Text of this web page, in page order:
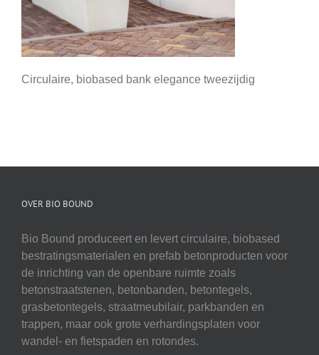
Circulaire, biobased bank elegance tweezijdig
OVER BIO BOUND
Bio Bound produceert en levert circulaire, biobased
bestratingsmaterialen en prefab betonproducten voor
de inrichting van de openbare ruimte zoals
betonstraatstenen, betonbanden, betontegels,
grasbetontegels, straatmeubilair, parkbanden en
trappen, maar ook grote verhardingsplaten voor
wandel- en fietspaden en rotondes.